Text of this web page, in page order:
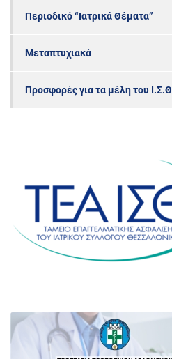
Περιοδικό “Ιατρικά Θέματα”
Μεταπτυχιακά
Προσφορές για τα μέλη του Ι.Σ.Θ